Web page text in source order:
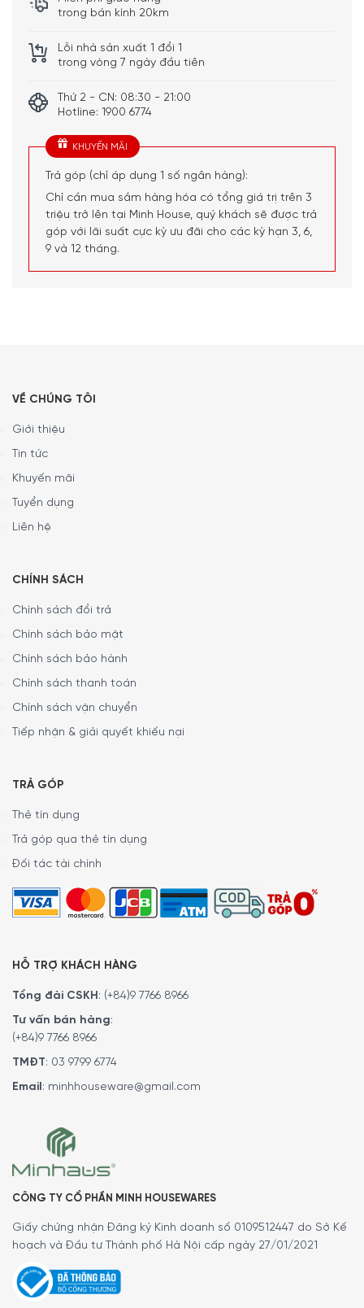
chảo 3 lớp và đế đa năng TransTherm giúp dẫn nhiệt
nhanh, phân phối nhiệt đều khắp bề mặt chảo, đảm bảo
nấu những món ăn ngon nhanh chóng mà không lo bị cháy
Chảo WMF Pfannen 24cm 0790346991 có thể sử dụng trên
tất cả các loại bếp thông dụng hiện nay, bao gồm bếp
nào trong gian bếp của mình.
Khả năng chịu nhiệt tốt
Chảo WMF Pfannen 24cm 0790346991 có khả năng chịu
nướng, giúp bạn thoải mái nấu nướng ở nhiệt độ cao mà
bạn có thể chế biến nhiều món ăn đa dạng, từ món xào,
rán đến món nướng.
Đánh giá từ khách hàng
Nấu ăn nhanh chín và không bị dính.”
Anh
trong bán kính 20km
Lỗi nhà sản xuất 1 đổi 1
trong vòng 7 ngày đầu tiên
Thứ 2 - CN: 08:30 - 21:00
Hotline: 1900 6774
KHUYẾN MÃI
Trả góp (chỉ áp dụng 1 số ngân hàng):
Chỉ cần mua sắm hàng hóa có tổng giá trị trên 3
triệu trở lên tại Minh House, quý khách sẽ được trả
góp với lãi suất cực kỳ ưu đãi cho các kỳ hạn 3, 6,
9 và 12 tháng.
VỀ CHÚNG TÔI
Giới thiệu
Tin tức
Khuyến mãi
Tuyển dụng
Liên hệ
CHÍNH SÁCH
Chính sách đổi trả
Chính sách bảo mật
Chính sách bảo hành
Chính sách thanh toán
Chính sách vận chuyển
Tiếp nhận & giải quyết khiếu nại
TRẢ GÓP
Thẻ tín dụng
Trả góp qua thẻ tín dụng
Đối tác tài chính
HỖ TRỢ KHÁCH HÀNG
Tổng đài CSKH: (+84)9 7766 8966
Tư vấn bán hàng:
(+84)9 7766 8966
TMĐT: 03 9799 6774
Email: minhhouseware@gmail.com
CÔNG TY CỔ PHẦN MINH HOUSEWARES
Giấy chứng nhận Đăng ký Kinh doanh số 0109512447 do Sở Kế
hoạch và Đầu tư Thành phố Hà Nội cấp ngày 27/01/2021